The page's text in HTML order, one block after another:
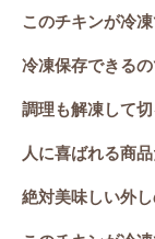
このチキンが冷
冷凍保存できる
調理も解凍して
人に喜ばれる商
絶対美味しい外